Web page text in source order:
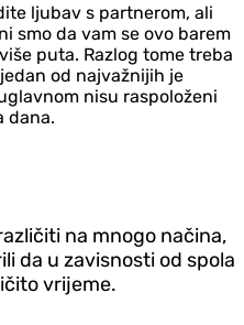
ljubav s partnerom, ali
smo da vam se ovo barem
puta. Razlog tome treba
od najvažnijih je
nisu raspoloženi
dana.
na mnogo načina,
da u zavisnosti od spola
vrijeme.